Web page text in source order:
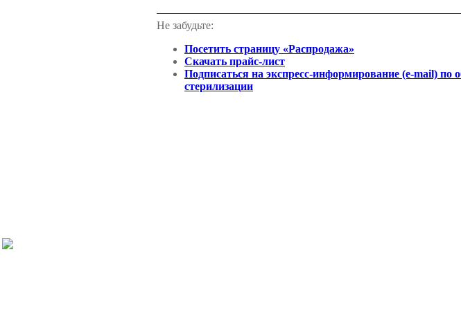
Не забудьте:
Посетить страницу «Распродажа»
Скачать прайс-лист
Подписаться на экспресс-информирование (e-mail)
стерилизации